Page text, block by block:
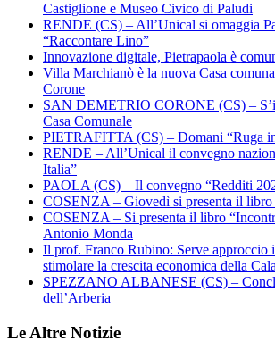
Castiglione e Museo Civico di Paludi
RENDE (CS) – All’Unical si omaggia
“Raccontare Lino”
Innovazione digitale, Pietrapaola è
Villa Marchianò è la nuova Casa
Corone
SAN DEMETRIO CORONE (CS) –
Casa Comunale
PIETRAFITTA (CS) – Domani “Ruga
RENDE – All’Unical il convegno
Italia”
PAOLA (CS) – Il convegno “Redditi
COSENZA – Giovedì si presenta il
COSENZA – Si presenta il libro
Antonio Monda
Il prof. Franco Rubino: Serve approccio
stimolare la crescita economica della
SPEZZANO ALBANESE (CS) –
dell’Arberia
Le Altre Notizie